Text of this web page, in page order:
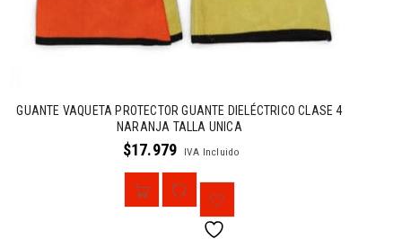
GUANTE VAQUETA PROTECTOR GUANTE DIELÉCTRICO CLASE 4
NARANJA TALLA UNICA
$17.979 IVA Incluido